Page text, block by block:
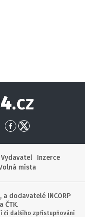
Globe24
Přejít
Facebook
Přejít
X
Vydavatel
Inzerce
místa
a dodavatelé INCORP
ČTK.
či dalšího zpřístupňování